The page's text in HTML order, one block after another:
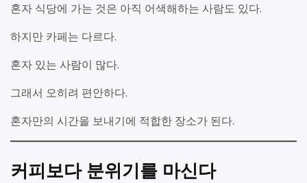
혼자 식당에 가는 것은 아직 어색해하는 사람도 있다.
하지만 카페는 다르다.
혼자 있는 사람이 많다.
그래서 오히려 편안하다.
혼자만의 시간을 보내기에 적합한 장소가 된다.
커피보다 분위기를 마신다